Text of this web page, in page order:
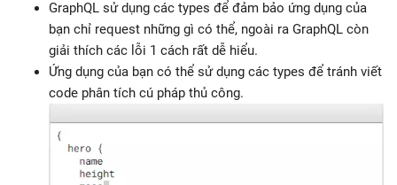
GraphQL sử dụng các types để đảm bảo ứng dụng của
bạn chỉ request những gì có thể, ngoài ra GraphQL còn
giải thích các lỗi 1 cách rất dễ hiểu.
Ứng dụng của bạn có thể sử dụng các types để tránh viết
code phân tích cú pháp thủ công.